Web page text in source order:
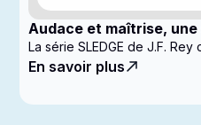
Audace et maîtrise,
La série SLEDGE de J.F.
En savoir plus